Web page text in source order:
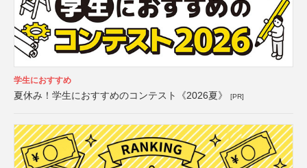
学生におすすめ
夏休み！学生におすすめのコンテスト《2026夏》 [PR]